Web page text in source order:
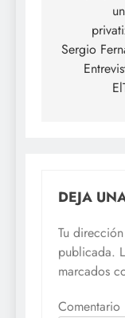
Sergio
DEJA
Tu
publicada.
marcados
Comentario